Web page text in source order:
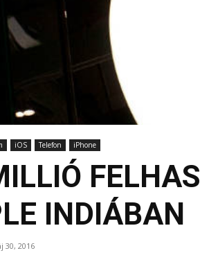
iOS Telefon iPhone
INDIÁBAN
30, 2016